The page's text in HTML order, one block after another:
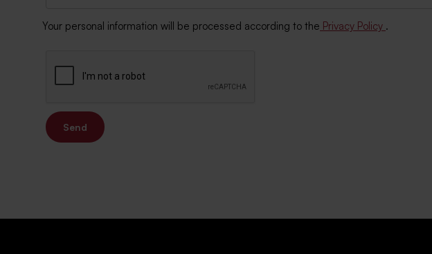
Your personal information will be processed according to the Privacy Policy .
Send